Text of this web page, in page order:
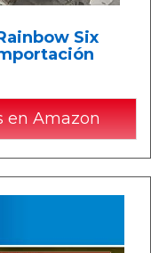
Six
en Amazon